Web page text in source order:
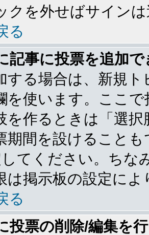
クを外せばサイン
る
記事に投票を追加
する場合は、新規
を使います。ここ
を作るときは「選
期間を設けること
てください。ちな
は掲示板の設定に
る
投票の削除/編集を